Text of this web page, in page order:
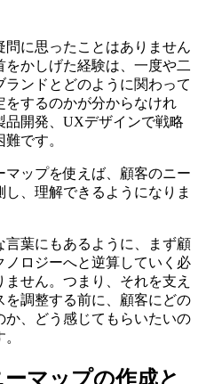
に思ったことはありません
かしげた経験は、一度や二
ンドとどのように関わって
をするのかが分からなけれ
品開発、UXデザインで戦略
です。
マップを使えば、顧客のニー
、理解できるようになりま
言葉にもあるように、まず顧
ロジーへと逆算していく必
せん。つまり、それを支え
を調整する前に、顧客にどの
か、どう感じてもらいたいの
マップの作成と